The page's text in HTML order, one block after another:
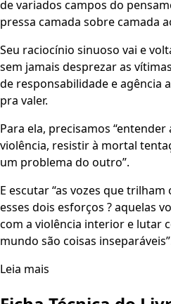
de variados campos do
pressa camada sobre camada
Seu raciocínio sinuoso vai e
sem jamais desprezar as
de responsabilidade e agência
pra valer.
Para ela, precisamos
violência, resistir à mortal
um problema do outro”.
E escutar “as vozes que
esses dois esforços ? aquelas
com a violência interior e lutar
mundo são coisas
Leia mais